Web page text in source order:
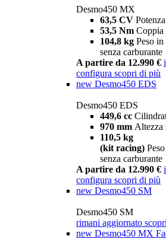
Desmo450 MX
63,5 CV Potenza
53,5 Nm Coppia
104,8 kg Peso
senza carburante
A partire da 12.990 € i
configura scopri di più
new Desmo450 EDS
Desmo450 EDS
449,6 cc
970 mm Altezza
110,5 kg
(kit racing)
senza carburante
A partire da 12.990 € i
configura scopri di più
new Desmo450 SM
Desmo450 SM
rimani aggiornato
new Desmo450 MX